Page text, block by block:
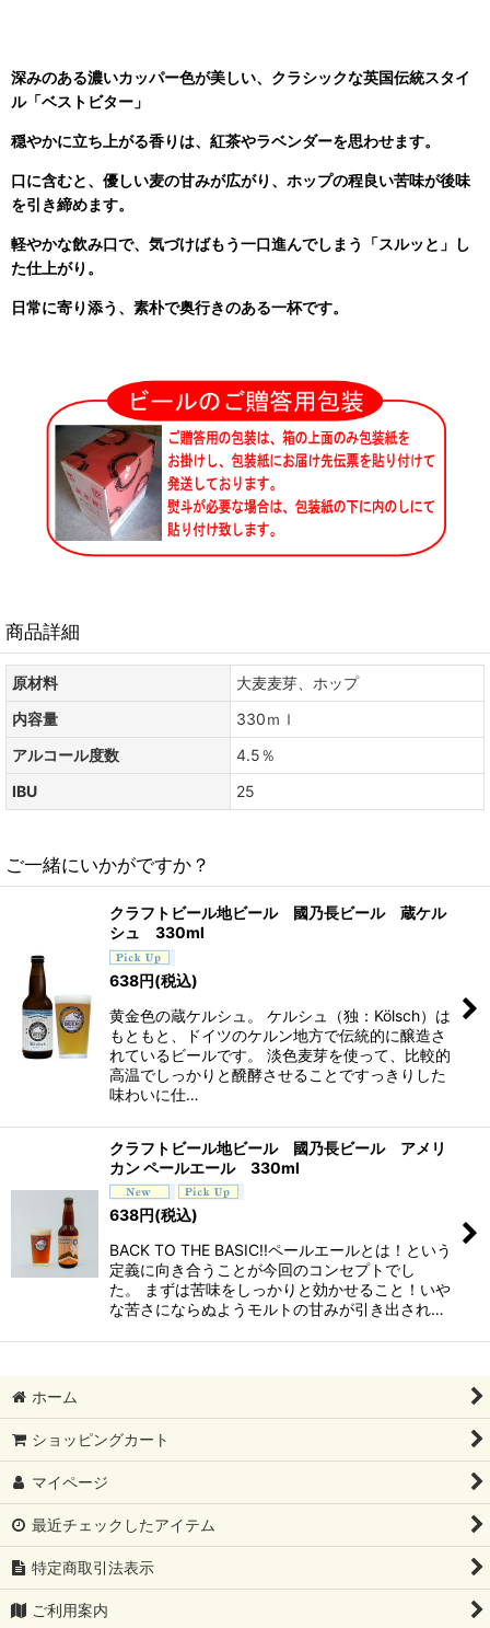
深みのある濃いカッパー色が美しい、クラシックな英国伝統スタイ
ル「ベストビター」
穏やかに立ち上がる香りは、紅茶やラベンダーを思わせます。
口に含むと、優しい麦の甘みが広がり、ホップの程良い苦味が後味
を引き締めます。
軽やかな飲み口で、気づけばもう一口進んでしまう「スルッと」し
た仕上がり。
日常に寄り添う、素朴で奥行きのある一杯です。
商品詳細
原材料
大麦麦芽、ホップ
内容量
330ｍｌ
アルコール度数
4.5％
IBU
25
ご一緒にいかがですか？
クラフトビール地ビール 國乃長ビール 蔵ケル
シュ 330ml
638円(税込)
黄金色の蔵ケルシュ。 ケルシュ（独：Kölsch）は
もともと、ドイツのケルン地方で伝統的に醸造さ
れているビールです。 淡色麦芽を使って、比較的
高温でしっかりと醗酵させることですっきりした
味わいに仕…
クラフトビール地ビール 國乃長ビール アメリ
カン ペールエール 330ml
638円(税込)
BACK TO THE BASIC!!ペールエールとは！という
定義に向き合うことが今回のコンセプトでし
た。 まずは苦味をしっかりと効かせること！いや
な苦さにならぬようモルトの甘みが引き出され…
ホーム
ショッピングカート
マイページ
最近チェックしたアイテム
特定商取引法表示
ご利用案内